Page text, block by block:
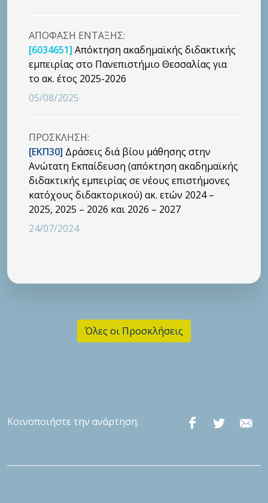
ΑΠΟΦΑΣΗ ΕΝΤΑΞΗΣ:
[6034651] Απόκτηση ακαδημαϊκής διδακτικής
εμπειρίας στο Πανεπιστήμιο Θεσσαλίας για
το ακ. έτος 2025-2026
05/08/2025
ΠΡΟΣΚΛΗΣΗ:
[ΕΚΠ30] Δράσεις διά βίου μάθησης στην
Ανώτατη Εκπαίδευση (απόκτηση ακαδημαϊκής
διδακτικής εμπειρίας σε νέους επιστήμονες
κατόχους διδακτορικού) ακ. ετών 2024 –
2025, 2025 – 2026 και 2026 – 2027
24/07/2024
Όλες οι Προσκλήσεις
Κοινοποιήστε την ανάρτηση: